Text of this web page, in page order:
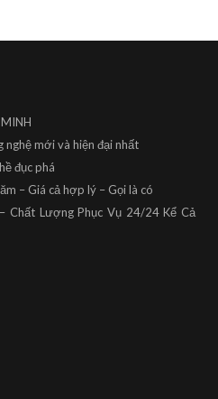
nghệ mới và hiện đại nhất
đục phá
– Giá cả hợp lý – Gọi là có
Chất Lượng Phục Vụ 24/24 Kể Cả